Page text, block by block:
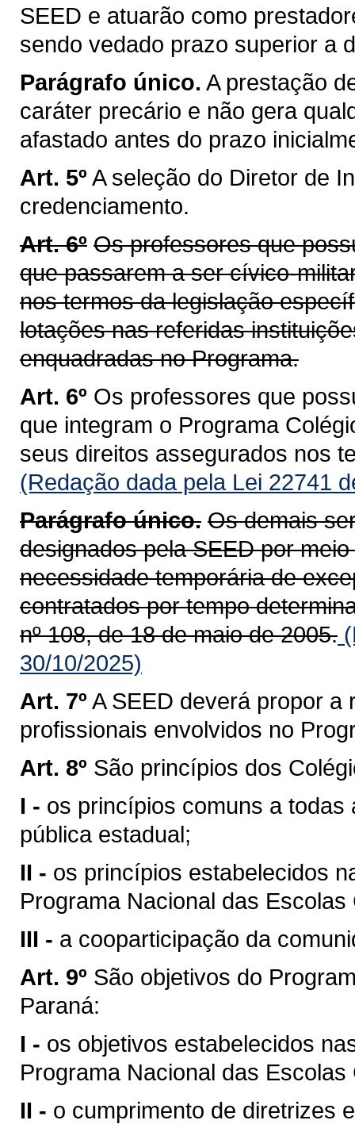
SEED e atuarão como
sendo vedado prazo superior a
Parágrafo único. A prestação
caráter precário e não gera
afastado antes do prazo
Art. 5º A seleção do Diretor de
credenciamento.
Art. 6º Os professores que
que passarem a ser cívico-
nos termos da legislação
lotações nas referidas
enquadradas no Programa.
Art. 6º Os professores que
que integram o Programa
seus direitos assegurados nos
(Redação dada pela Lei 22741
Parágrafo único. Os demais
designados pela SEED por
necessidade temporária de
contratados por tempo
nº 108, de 18 de maio de 2005.
30/10/2025)
Art. 7º A SEED deverá propor a
profissionais envolvidos no
Art. 8º São princípios dos
I - os princípios comuns a
pública estadual;
II - os princípios estabelecidos
Programa Nacional das
III - a cooparticipação da
Art. 9º São objetivos do
Paraná:
I - os objetivos estabelecidos
Programa Nacional das
II - o cumprimento de diretrizes